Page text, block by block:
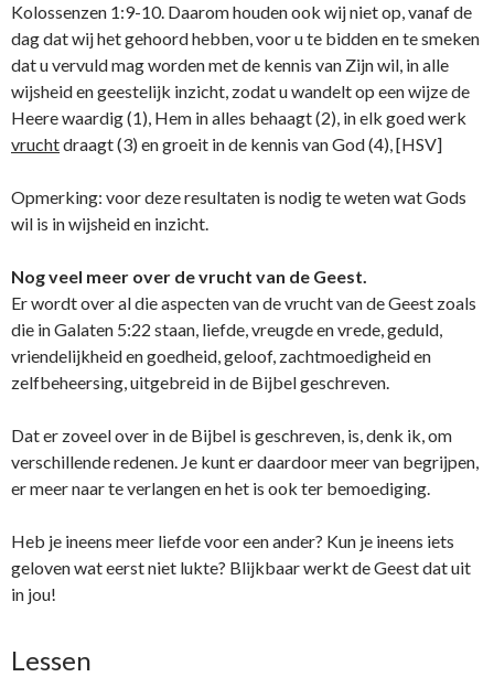
Kolossenzen 1:9-10. Daarom houden ook wij niet op, vanaf de
dag dat wij het gehoord hebben, voor u te bidden en te smeken
dat u vervuld mag worden met de kennis van Zijn wil, in alle
wijsheid en geestelijk inzicht, zodat u wandelt op een wijze de
Heere waardig (1), Hem in alles behaagt (2), in elk goed werk
vruchtdraagt (3) en groeit in de kennis van God (4), [HSV]
Opmerking: voor deze resultaten is nodig te weten wat Gods
wil is in wijsheid en inzicht.
Nog veel meer over de vrucht van de Geest.
Er wordt over al die aspecten van de vrucht van de Geest zoals
die in Galaten 5:22 staan, liefde, vreugde en vrede, geduld,
vriendelijkheid en goedheid, geloof, zachtmoedigheid en
zelfbeheersing, uitgebreid in de Bijbel geschreven.
Dat er zoveel over in de Bijbel is geschreven, is, denk ik, om
verschillende redenen. Je kunt er daardoor meer van begrijpen,
er meer naar te verlangen en het is ook ter bemoediging.
Heb je ineens meer liefde voor een ander? Kun je ineens iets
geloven wat eerst niet lukte? Blijkbaar werkt de Geest dat uit
in jou!
Lessen